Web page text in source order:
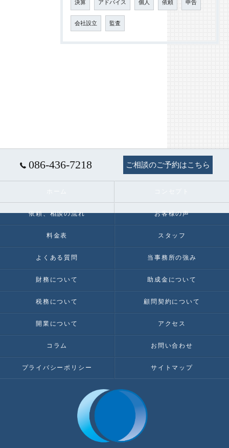
決算 アドバイス 個人 依頼 申告
会社設立 監査
086-436-7218 ご相談のご予約はこちら
依頼、相談の流れ お客様の声
料金表 スタッフ
よくある質問 当事務所の強み
財務について 助成金について
税務について 顧問契約について
開業について アクセス
コラム お問い合わせ
プライバシーポリシー サイトマップ